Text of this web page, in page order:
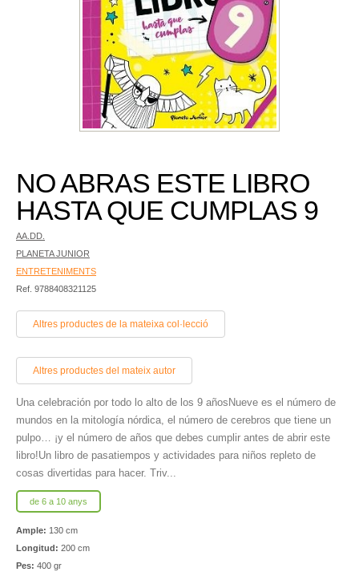
NO ABRAS ESTE LIBRO
HASTA QUE CUMPLAS 9
AA.DD.
PLANETA JUNIOR
ENTRETENIMENTS
Ref. 9788408321125
Altres productes de la mateixa col·lecció
Altres productes del mateix autor
Una celebración por todo lo alto de los 9 añosNueve es el número de
mundos en la mitología nórdica, el número de cerebros que tiene un
pulpo… ¡y el número de años que debes cumplir antes de abrir este
libro!Un libro de pasatiempos y actividades para niños repleto de
cosas divertidas para hacer. Triv...
de 6 a 10 anys
Ample: 130 cm
Longitud: 200 cm
Pes: 400 gr